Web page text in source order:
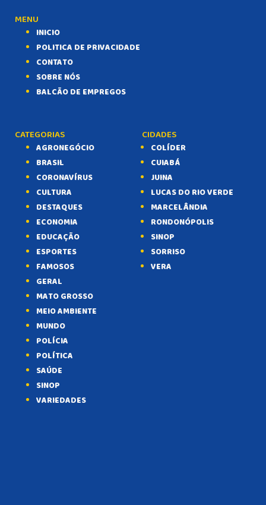
MENU
INICIO
POLITICA DE PRIVACIDADE
CONTATO
SOBRE NÓS
BALCÃO DE EMPREGOS
CATEGORIAS
AGRONEGÓCIO
BRASIL
CORONAVÍRUS
CULTURA
DESTAQUES
ECONOMIA
EDUCAÇÃO
ESPORTES
FAMOSOS
GERAL
MATO GROSSO
MEIO AMBIENTE
MUNDO
POLÍCIA
POLÍTICA
SAÚDE
SINOP
VARIEDADES
CIDADES
COLÍDER
CUIABÁ
JUINA
LUCAS DO RIO VERDE
MARCELÂNDIA
RONDONÓPOLIS
SINOP
SORRISO
VERA